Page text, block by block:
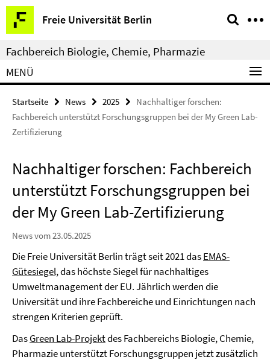
Springe
direkt
zu
Inhalt
Freie Universität Berlin
Service-
Navigation
Fachbereich Biologie, Chemie, Pharmazie
MENÜ
Startseite News 2025
Nachhaltiger forschen:
Fachbereich unterstützt Forschungsgruppen bei der My Green Lab-
Zertifizierung
Nachhaltiger forschen: Fachbereich
unterstützt Forschungsgruppen bei
der My Green Lab-Zertifizierung
News vom 23.05.2025
Die Freie Universität Berlin trägt seit 2021 dasEMAS-
Gütesiegel,das höchste Siegel für nachhaltiges
Umweltmanagement der EU. Jährlich werden die
Universität und ihre Fachbereiche und Einrichtungen nach
strengen Kriterien geprüft.
DasGreen Lab-Projektdes Fachbereichs Biologie, Chemie,
Pharmazie unterstützt Forschungsgruppen jetzt zusätzlich